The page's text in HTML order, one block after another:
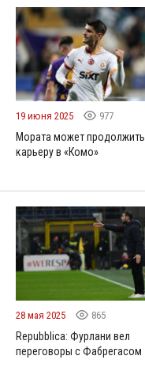
19 июня 2025 977
Мората может продолжить
карьеру в «Комо»
28 мая 2025 865
Repubblica: Фурлани вел
переговоры с Фабрегасом